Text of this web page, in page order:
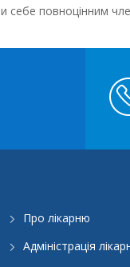
себе повноцінним
Про лікарню
Адміністрація